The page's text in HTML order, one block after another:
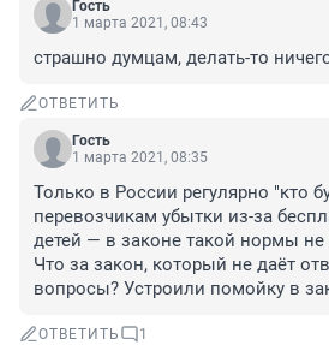
Гость
1 марта 2021, 08:43
страшно думцам, делать-то
ОТВЕТИТЬ
Гость
1 марта 2021, 08:35
Только в России регулярно "кто
перевозчикам убытки из-за
детей — в законе такой нормы не
Что за закон, который не даёт
вопросы? Устроили помойку в
ОТВЕТИТЬ 1